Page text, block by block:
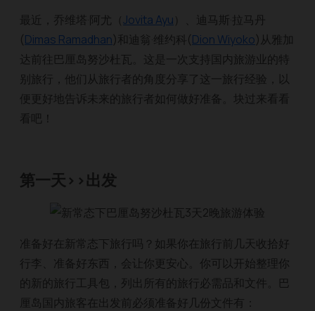
最近，乔维塔·阿尤（Jovita Ayu ）、迪马斯·拉马丹
(Dimas Ramadhan)和迪翁·维约科(Dion Wiyoko)从雅加
达前往巴厘岛努沙杜瓦。这是一次支持国内旅游业的特
别旅行，他们从旅行者的角度分享了这一旅行经验，以
便更好地告诉未来的旅行者如何做好准备。块过来看看
看吧！
第一天>>出发
准备好在新常态下旅行吗？如果你在旅行前几天收拾好
行李、准备好东西，会让你更安心。你可以开始整理你
的新的旅行工具包，列出所有的旅行必需品和文件。巴
厘岛国内旅客在出发前必须准备好几份文件有：